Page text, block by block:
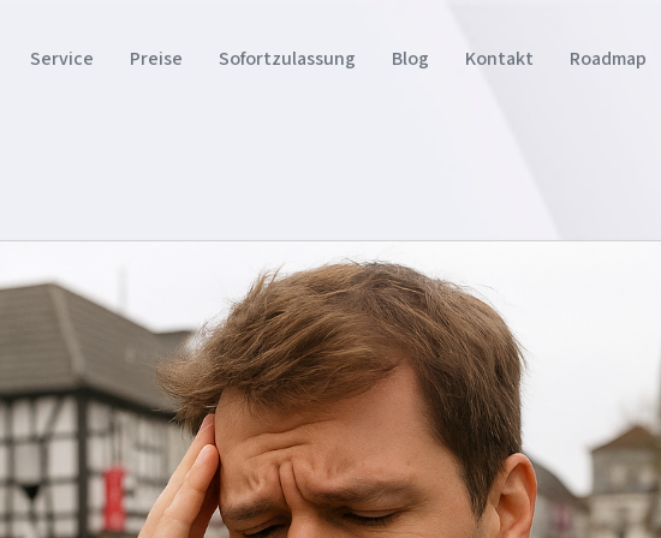
Service Preise Sofortzulassung Blog Kontakt Roadmap